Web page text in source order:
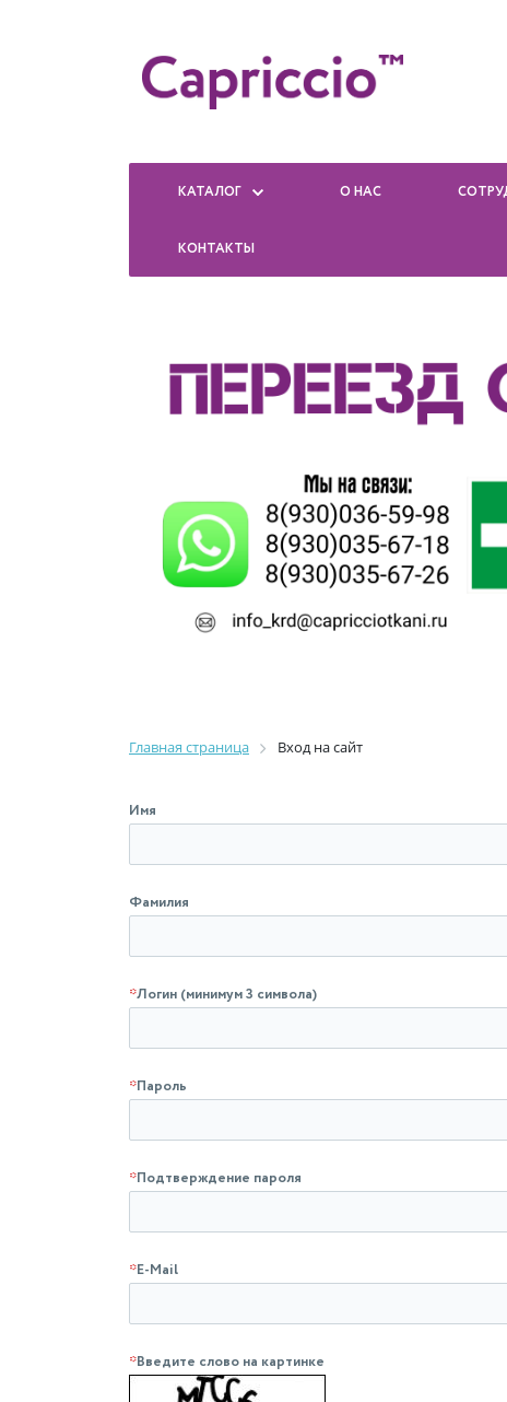
КАТАЛОГ О НАС
КОНТАКТЫ
Главная страница Вход на сайт
Имя
Фамилия
*Логин (минимум 3 символа)
*Пароль
*Подтверждение пароля
*E-Mail
*Введите слово на картинке